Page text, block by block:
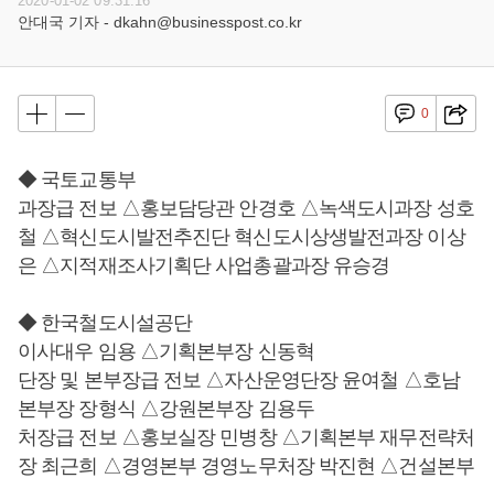
안대국 기자 - dkahn@businesspost.co.kr
0
◆ 국토교통부
과장급 전보 △홍보담당관 안경호 △녹색도시과장 성호
철 △혁신도시발전추진단 혁신도시상생발전과장 이상
은 △지적재조사기획단 사업총괄과장 유승경
◆ 한국철도시설공단
이사대우 임용 △기획본부장 신동혁
단장 및 본부장급 전보 △자산운영단장 윤여철 △호남
본부장 장형식 △강원본부장 김용두
처장급 전보 △홍보실장 민병창 △기획본부 재무전략처
장 최근희 △경영본부 경영노무처장 박진현 △건설본부